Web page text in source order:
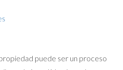
puede ser un proceso